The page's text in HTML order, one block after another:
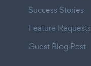
Success Stories
Feature Requests
Guest Blog Post